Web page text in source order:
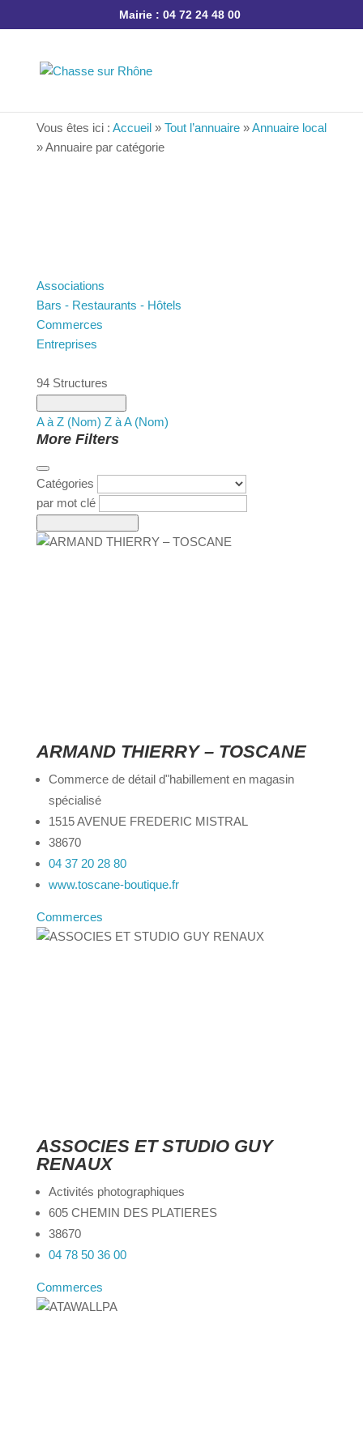
Mairie : 04 72 24 48 00
Vous êtes ici :Accueil»Tout l’annuaire»Annuaire
local»Annuaire par catégorie
Associations
Bars - Restaurants - Hôtels
Commerces
Entreprises
94 Structures
A à Z (Nom) Z à A (Nom)
More Filters
Catégories
par mot clé
ARMAND THIERRY – TOSCANE
Commerce de détail d"habillement en magasin
spécialisé
1515 AVENUE FREDERIC MISTRAL
38670
04 37 20 28 80
www.toscane-boutique.fr
Commerces
ASSOCIES ET STUDIO GUY RENAUX
Activités photographiques
605 CHEMIN DES PLATIERES
38670
04 78 50 36 00